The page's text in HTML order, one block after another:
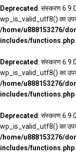
Deprecated: संस्करण
wp_is_valid_utf8() का
/home/u888153276/
includes/functions.php
Deprecated: संस्करण
wp_is_valid_utf8() का
/home/u888153276/
includes/functions.php
Deprecated: संस्करण
wp_is_valid_utf8() का
/home/u888153276/
includes/functions.php